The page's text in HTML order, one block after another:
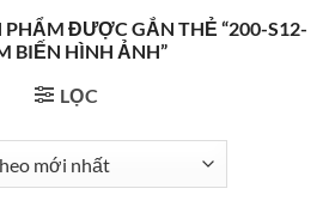
PHẨM ĐƯỢC GẮN THẺ “200-S12-
BIẾN HÌNH ẢNH”
LỌC